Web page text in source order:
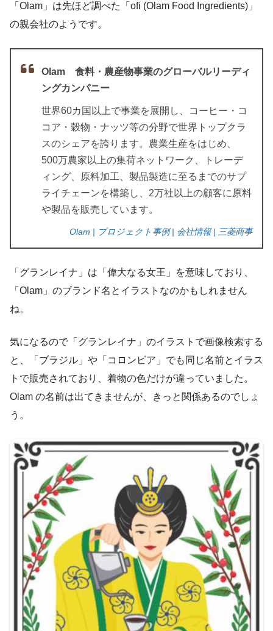
「Olam」は先ほど調べた「ofi (Olam Food Ingredients)」
の親会社のようです。
Olam 食料・農産物事業のグローバルリーディ
ングカンパニー
世界60カ国以上で事業を展開し、コーヒー・コ
コア・穀物・ナッツ等の分野で世界トップクラ
スのシェアを誇ります。農業生産をはじめ、
500万農家以上の集荷ネットワーク、トレーデ
ィング、原料加工、製品製造に至るまでのサプ
ライチェーンを構築し、2万社以上の顧客に原料
や製品を販売しています。
Olam | プロジェクト事例 | 会社情報 | 三菱商事
「グランレイナ」は「偉大なる女王」を意味しており、
「Olam」のブランド名とイラストなのかもしれません
ね。
気になるので「グランレイナ」のイラストで画像検索する
と、「ブラジル」や「コロンビア」でも同じ名前とイラス
トで販売されており、着物の色だけが違っていました。
Olam の名前は出てきませんが、きっと関係あるのでしょ
う。